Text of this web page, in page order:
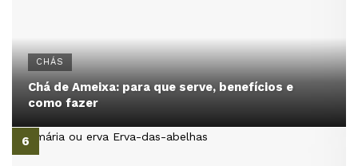
CHÁS
Chá de Ameixa: para que serve, benefícios e
como fazer